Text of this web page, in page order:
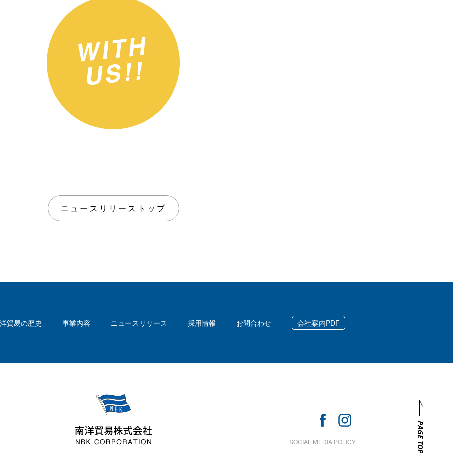
ニュースリリーストップ
PAGE TOP
貿易の歴史 事業内容 ニュースリリース 採用情報 お問合わせ 会社案内PDF
SOCIAL MEDIA POLICY